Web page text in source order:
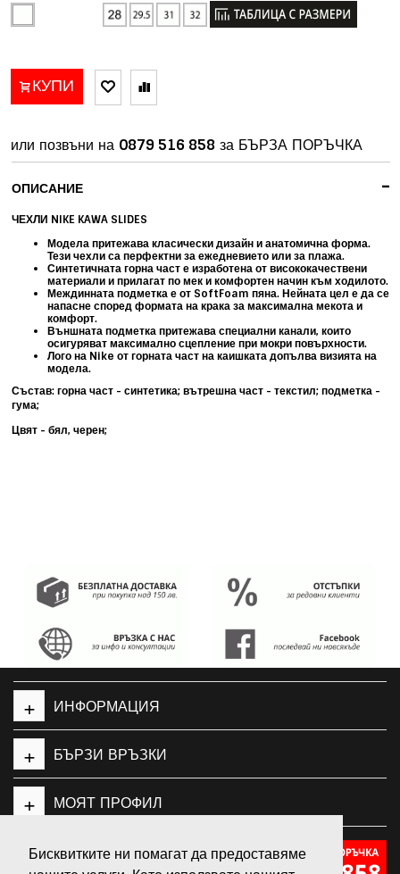
Бисквитките ни помагат да предоставяме
КУПИ
или позвъни на 0879 516 858 за БЪРЗА ПОРЪЧКА
-
ОПИСАНИЕ
ЧЕХЛИ NIKE KAWA SLIDES
Модела притежава класически дизайн и анатомична форма.
Тези чехли са перфектни за ежедневието или за плажа.
Синтетичната горна част е изработена от висококачествени
материали и прилагат по мек и комфортен начин към ходилото.
Междинната подметка е от SoftFoam пяна. Нейната цел е да се
напасне според формата на крака за максимална мекота и
комфорт.
Външната подметка притежава специални канали, които
осигуряват максимално сцепление при мокри повърхности.
Лого на Nike от горната част на каишката допълва визията на
модела.
Състав: горна част - синтетика; вътрешна част - текстил; подметка -
гума;
Цвят - бял, черен;
ИНФОРМАЦИЯ
+
БЪРЗИ ВРЪЗКИ
+
МОЯТ ПРОФИЛ
+